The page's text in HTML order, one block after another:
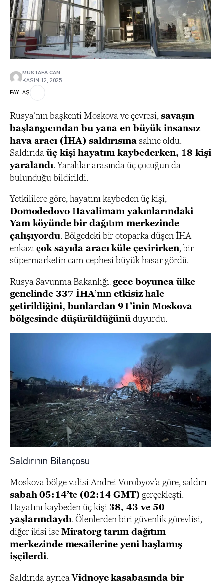
MUSTAFA CAN
KASIM 12, 2025
PAYLAŞ
Rusya’nın başkenti Moskova ve çevresi,savaşın
başlangıcından bu yana en büyük insansız
hava aracı (İHA) saldırısınasahne oldu.
Saldırıdaüç kişi hayatını kaybederken, 18 kişi
yaralandı. Yaralılar arasında üç çocuğun da
bulunduğu bildirildi.
Yetkililere göre, hayatını kaybeden üç kişi,
Domodedovo Havalimanı yakınlarındaki
Yam köyünde bir dağıtım merkezinde
çalışıyordu. Bölgedeki bir otoparka düşen İHA
enkazıçok sayıda aracı küle çevirirken, bir
süpermarketin cam cephesi büyük hasar gördü.
Rusya Savunma Bakanlığı,gece boyunca ülke
genelinde 337 İHA’nın etkisiz hale
getirildiğini, bunlardan 91’inin Moskova
bölgesinde düşürüldüğünüduyurdu.
Saldırının Bilançosu
Moskova bölge valisi Andrei Vorobyov’a göre, saldırı
sabah 05:14’te (02:14 GMT) gerçekleşti.
Hayatını kaybeden üç kişi 38, 43 ve 50
yaşlarındaydı. Ölenlerden biri güvenlik görevlisi,
diğer ikisi iseMiratorg tarım dağıtım
merkezinde mesailerine yeni başlamış
işçilerdi.
Saldırıda ayrıcaVidnoye kasabasında bir